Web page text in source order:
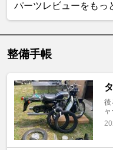
パーツレビューをもっ
整備手帳
後